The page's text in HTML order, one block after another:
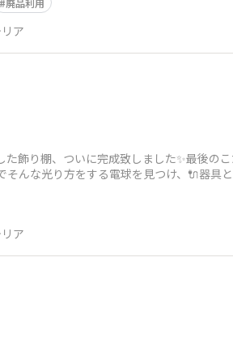
ア
飾り棚、ついに完成致しました✨最後の
んな光り方をする電球を見つけ、🔌器具
ア